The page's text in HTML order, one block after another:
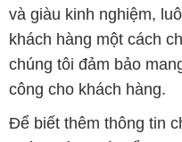
và giàu kinh nghiệm,
khách hàng một cách
chúng tôi đảm bảo
công cho khách hàng.
Để biết thêm thông tin